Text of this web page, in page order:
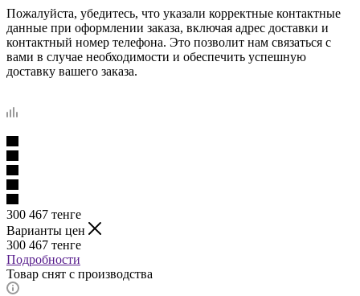
Пожалуйста, убедитесь, что указали корректные контактные
данные при оформлении заказа, включая адрес доставки и
контактный номер телефона. Это позволит нам связаться с
вами в случае необходимости и обеспечить успешную
доставку вашего заказа.
300 467 тенге
Варианты цен
300 467 тенге
Подробности
Товар снят с производства